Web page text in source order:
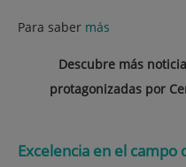
Para saber más
Descubre más
protagonizadas por
Excelencia en el campo